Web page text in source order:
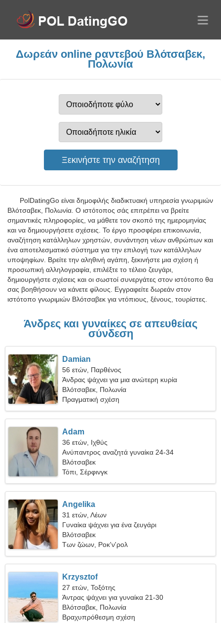
Δωρεάν online ραντεβού Βλότσαβεκ,
Πολωνία
PolDatingGo είναι δημοφιλής διαδικτυακή υπηρεσία γνωριμιών
Βλότσαβεκ, Πολωνία. Ο ιστότοπος σάς επιτρέπει να βρείτε
σημαντικές πληροφορίες, να μάθετε τον σκοπό της ημερομηνίας
και να δημιουργήσετε σχέσεις. Το έργο προσφέρει επικοινωνία,
αναζήτηση κατάλληλων χρηστών, συνάντηση νέων ανθρώπων και
ένα αποτελεσματικό σύστημα για την επιλογή των κατάλληλων
υποψηφίων. Βρείτε την αληθινή αγάπη, ξεκινήστε μια σχέση ή
προσωπική αλληλογραφία, επιλέξτε το τέλειο ζευγάρι,
δημιουργήστε σχέσεις και οι σωστοί συνεργάτες στον ιστότοπο θα
σας βοηθήσουν να κάνετε φίλους. Εγγραφείτε δωρεάν στον
ιστότοπο γνωριμιών Βλότσαβεκ για ντόπιους, ξένους, τουρίστες.
Άνδρες και γυναίκες σε απευθείας
σύνδεση
Damian
56 ετών, Παρθένος
Άνδρας ψάχνει για μια ανώτερη κυρία
Βλότσαβεκ, Πολωνία
Πραγματική σχέση
Adam
36 ετών, Ιχθύς
Ανύπαντρος αναζητά γυναίκα 24-34
Βλότσαβεκ
Τόπι, Σέρφινγκ
Angelika
31 ετών, Λέων
Γυναίκα ψάχνει για ένα ζευγάρι
Βλότσαβεκ
Των ζώων, Ροκ'ν'ρολ
Krzysztof
27 ετών, Τοξότης
Άντρας ψάχνει για γυναίκα 21-30
Βλότσαβεκ, Πολωνία
Βραχυπρόθεσμη σχέση